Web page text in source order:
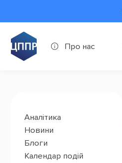
Про нас
Аналітика
Новини
Блоги
Календар подій